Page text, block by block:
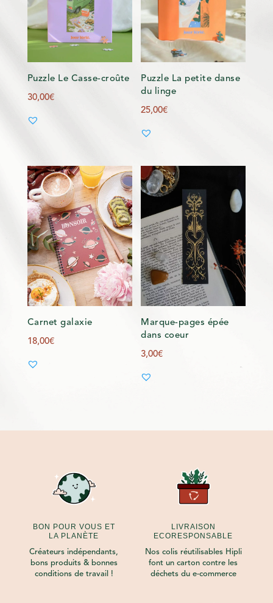
Puzzle Le Casse-croûte
30,00€
Puzzle La petite danse
du linge
25,00€
Carnet galaxie
18,00€
Marque-pages épée
dans coeur
3,00€
BON POUR VOUS ET
LA PLANÈTE
Créateurs indépendants,
bons produits & bonnes
conditions de travail !
LIVRAISON
ECORESPONSABLE
Nos colis réutilisables Hipli
font un carton contre les
déchets du e-commerce